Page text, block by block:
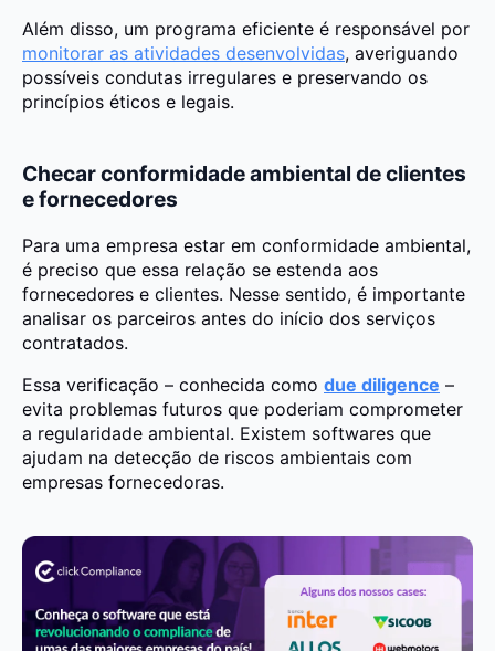
Além disso, um programa eficiente é responsável por
monitorar as atividades desenvolvidas, averiguando
possíveis condutas irregulares e preservando os
princípios éticos e legais.
Checar conformidade ambiental de clientes
e fornecedores
Para uma empresa estar em conformidade ambiental,
é preciso que essa relação se estenda aos
fornecedores e clientes. Nesse sentido, é importante
analisar os parceiros antes do início dos serviços
contratados.
Essa verificação – conhecida como due diligence –
evita problemas futuros que poderiam comprometer
a regularidade ambiental. Existem softwares que
ajudam na detecção de riscos ambientais com
empresas fornecedoras.